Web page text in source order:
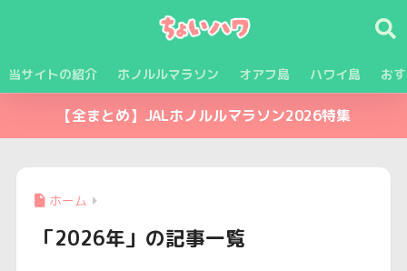
当サイトの紹介 ホノルルマラソン オアフ島 ハワイ島 お
【全まとめ】JALホノルルマラソン2026特集
ホーム
「2026年」の記事一覧